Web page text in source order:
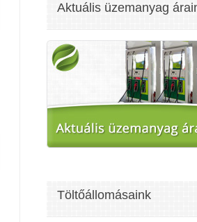
Aktuális üzemanyag
Töltőállomásaink